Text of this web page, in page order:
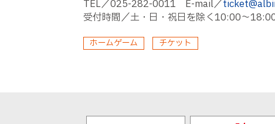
TEL／025-282-0011 E-mail／
受付時間／土・日・祝日を除く10:00～
ホームゲーム チケット